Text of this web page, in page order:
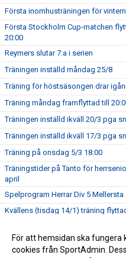
Första inomhusträningen för
Första Stockholm Cup-matchen
20:00
Reymers slutar 7:a i serien
Träningen inställd måndag 25/8
Träning för höstsäsongen drar
Träning måndag framflyttad till
Träningen inställd ikväll 20/3 pga
Träningen inställd ikväll 17/3 pga
Träning på onsdag 5/3 18:00
Träningstider på Tanto för
april
Spelprogram Herrar Div 5 Mellersta
Kvällens (tisdag 14/1) träning
Klurigt med träningstider
Thomas "Nypan" Nyberg ny
För att hemsidan ska fungera
cookies från SportAdmin.